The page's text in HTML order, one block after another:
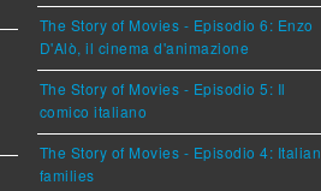
The Story of Movies - Episodio 6: Enzo
D'Alò, il cinema d'animazione
The Story of Movies - Episodio 5: Il
comico italiano
The Story of Movies - Episodio 4: Italian
families